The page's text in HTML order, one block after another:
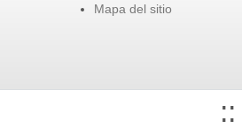
Mapa del sitio